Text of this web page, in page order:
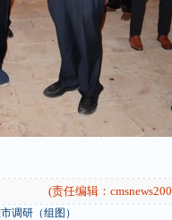
(责任编辑：
调研（组图）